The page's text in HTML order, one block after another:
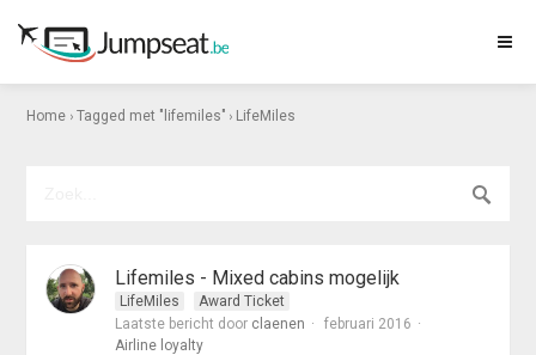
Home › Tagged met "lifemiles" › LifeMiles
Lifemiles - Mixed cabins mogelijk
LifeMiles
Award Ticket
Laatste bericht door claenen
februari 2016
Airline loyalty